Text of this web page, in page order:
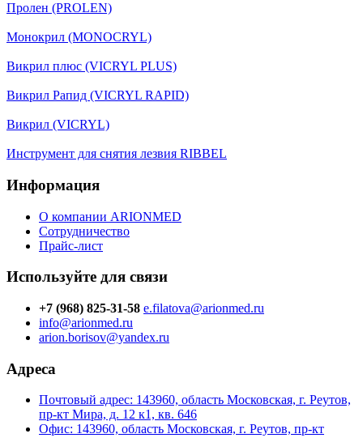
Пролен (PROLEN)
Монокрил (MONOCRYL)
Викрил плюс (VICRYL PLUS)
Викрил Рапид (VICRYL RAPID)
Викрил (VICRYL)
Инструмент для снятия лезвия RIBBEL
Информация
О компании ARIONMED
Сотрудничество
Прайс-лист
Используйте для связи
+7 (968) 825-31-58 e.filatova@arionmed.ru
info@arionmed.ru
arion.borisov@yandex.ru
Адреса
Почтовый адрес: 143960, область Московская, г. Реутов,
пр-кт Мира, д. 12 к1, кв. 646
Офис: 143960, область Московская, г. Реутов, пр-кт